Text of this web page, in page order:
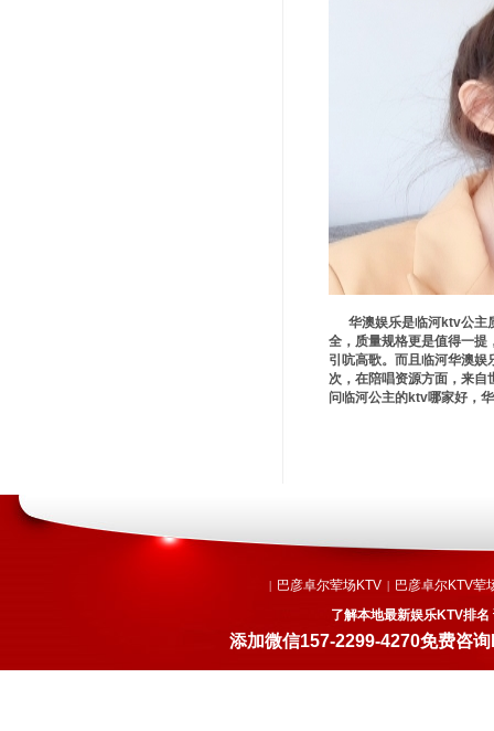
华澳娱乐是临河ktv公主
全，质量规格更是值得一提
引吭高歌。而且临河华澳
次，在陪唱资源方面，来自
问临河公主的ktv哪家好，
| 巴彦卓尔荤场KTV | 巴彦卓尔KTV荤
了解本地最新娱乐KTV排
添加微信157-2299-4270免费咨